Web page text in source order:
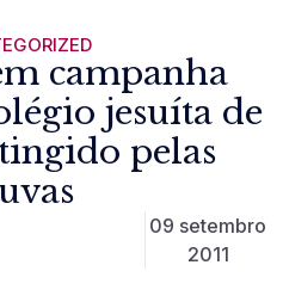
campanha
jesuíta de
pelas
09 setembro
2011